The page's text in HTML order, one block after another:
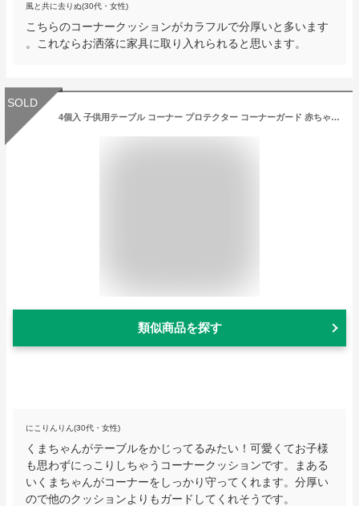
風と共に去りぬ(30代・女性)
こちらのコーナークッションがカラフルで分厚いと多います
。これならお洒落に家具に取り入れられると思います。
SOLD
4個入 子供用テーブル コーナー プロテクター コーナーガード 赤ちゃん 安全 デスクコーナー 安全対策 保護 ギフト 動物 送料無料
類似商品を探す
にこりんりん(30代・女性)
くまちゃんがテーブルをかじってるみたい！可愛くてお子様
も思わずにっこりしちゃうコーナークッションです。まある
いくまちゃんがコーナーをしっかり守ってくれます。分厚い
ので他のクッションよりもガードしてくれそうです。